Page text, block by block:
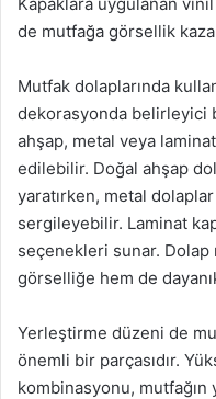
de mutfağa görsellik
Mutfak dolaplarında
dekorasyonda belirleyici
ahşap, metal veya
edilebilir. Doğal ahşap
yaratırken, metal
sergileyebilir. Laminat
seçenekleri sunar.
görselliğe hem de
Yerleştirme düzeni de
önemli bir parçasıdır.
kombinasyonu,